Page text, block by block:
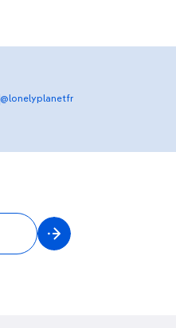
@lonelyplanetfr